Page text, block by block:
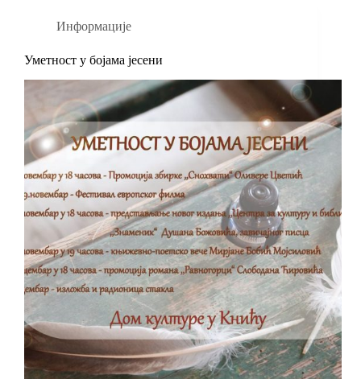
Информације
Уметност у бојама јесени